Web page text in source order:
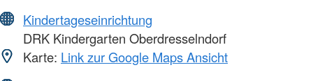
Kindertageseinrichtung
DRK Kindergarten Oberdresselndorf
Karte: Link zur Google Maps Ansicht